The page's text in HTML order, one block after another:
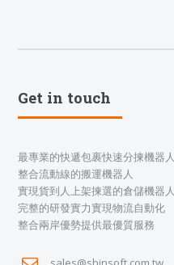
Get in touch
最專業的快遞包裹快速分揀機器人
整合流動線的搬運機器人
實現貨到人上架揀選的倉儲機器人
完整的研發實力實現物流自動化
整合兩岸優勢提供最優質服務